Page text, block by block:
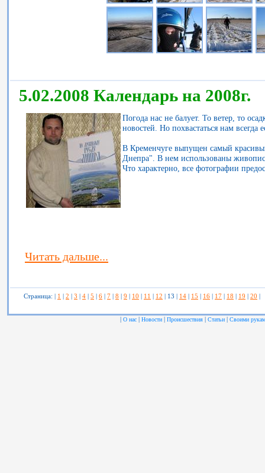
5.02.2008 Календарь на 2008г.
Погода нас не балует. То ветер, то
новостей. Но похвастаться нам всегда
В Кременчуге выпущен самый
Днепра". В нем использованы
Что характерно, все фотографии
Читать дальше...
Страница: | 1 | 2 | 3 | 4 | 5 | 6 | 7 | 8 | 9 | 10 | 11 | 12 | 13 | 14 | 15 | 16 | 17 | 18 | 19 | 20 |
| О нас | Новости | Происшествия | Статьи | Своими